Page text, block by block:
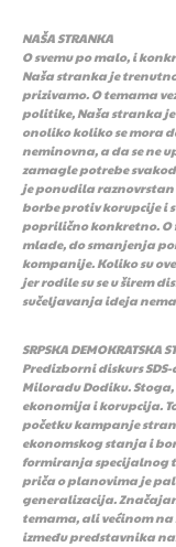
NAŠA STRANKA
O svemu po malo, i
Naša stranka je
prizivamo. O temama
politike, Naša stranka je
onoliko koliko se mora
neminovna, a da se ne
zamagle potrebe
je ponudila raznovrstan
borbe protiv korupcije i
poprilično konkretno.
mlade, do smanjenja
kompanije. Koliko su
jer rodile su se u širem
sučeljavanja ideja
SRPSKA
Predizborni diskurs
Miloradu Dodiku. Stoga,
ekonomija i korupcija.
početku kampanje
ekonomskog stanja i
formiranja specijalnog
priča o planovima je
generalizacija.
temama, ali većinom
između predstavnika